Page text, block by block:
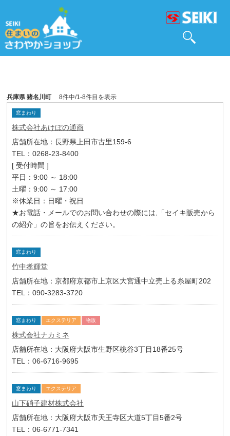
兵庫県 猪名川町 8件中/1-8件目を表示
窓まわり
株式会社あけぼの通商
店舗所在地：長野県上田市古里159-6
TEL：0268-23-8400
[ 受付時間 ]
平日：9:00 ～ 18:00
土曜：9:00 ～ 17:00
※休業日：日曜・祝日
★お電話・メールでのお問い合わせの際には,「セイキ販売から
の紹介」の旨をお伝えください。
窓まわり
竹中孝輝堂
店舗所在地：京都府京都市上京区大宮通中立売上る糸屋町202
TEL：090-3283-3720
窓まわり エクステリア 物販
株式会社ナカミネ
店舗所在地：大阪府大阪市生野区桃谷3丁目18番25号
TEL：06-6716-9695
窓まわり エクステリア
山下硝子建材株式会社
店舗所在地：大阪府大阪市天王寺区大道5丁目5番2号
TEL：06-6771-7341